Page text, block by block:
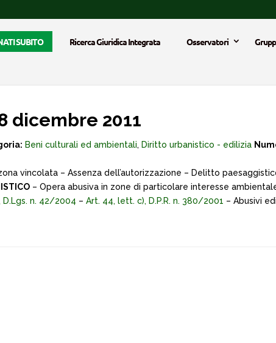
SUBITO Ricerca Giuridica Integrata Osservatori
dicembre 2011
Beni culturali ed ambientali, Diritto urbanistico - edilizia
vincolata – Assenza dell’autorizzazione – Delitto
– Opera abusiva in zone di particolare interesse
D.Lgs. n. 42/2004 – Art. 44, lett. c), D.P.R. n. 380/2001 – Abusivi